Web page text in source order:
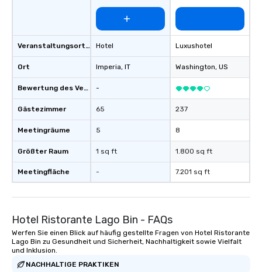
Veranstaltungsortstyp
Ort
Bewertung des Veranstaltungsortes
Gästezimmer
Meetingräume
Größter Raum
Meetingfläche
Hotel
Imperia, IT
-
65
5
1 sq ft
-
Luxushotel
Washington, US
237
8
1.800 sq ft
7.201 sq ft
Hotel Ristorante Lago Bin - FAQs
Werfen Sie einen Blick auf häufig gestellte Fragen von Hotel Ristorante
Lago Bin zu Gesundheit und Sicherheit, Nachhaltigkeit sowie Vielfalt
und Inklusion.
NACHHALTIGE PRAKTIKEN